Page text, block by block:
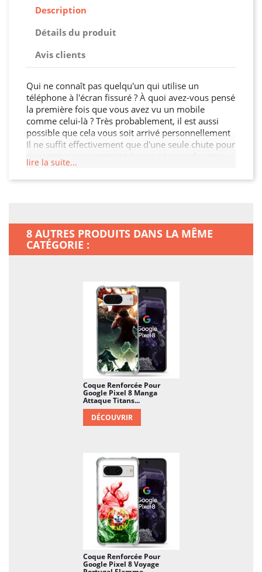
Description
Détails du produit
Avis clients
Qui ne connaît pas quelqu'un qui utilise un
téléphone à l'écran fissuré ? À quoi avez-vous pensé
la première fois que vous avez vu un mobile
comme celui-là ? Très probablement, il est aussi
possible que cela vous soit arrivé personnellement
Il ne suffit effectivement que d'une seule chute pour
téléphone… Au cours de ses premiers mois
d'utilisation, environ 10 % des téléphones seront
leur mobile ! Avec cette Coque Renforcée En Verre
Trempé, au moins, vous réduisez les risques, et il
est fort vraisemblable que votre Google Pixel 8
toujours ça de pris ! Ce sera toujours plus plaisant
d'investir dans un objet qui vous plaira, que de
devoir acquérir un nouveau smartphone.
lire la suite...
8 AUTRES PRODUITS DANS LA MÊME
CATÉGORIE :
Coque Renforcée Pour
Google Pixel 8 Manga
Attaque Titans...
DÉCOUVRIR
Coque Renforcée Pour
Google Pixel 8 Voyage